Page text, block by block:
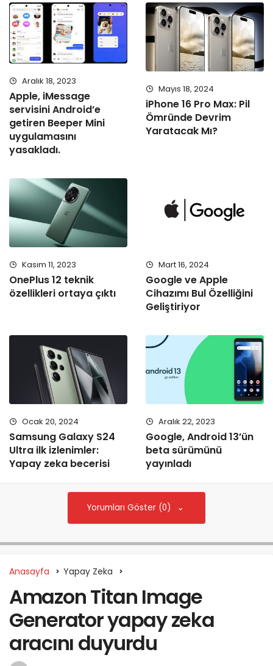
Aralık 18, 2023
Apple, iMessage
servisini Android’e
getiren Beeper Mini
uygulamasını
yasakladı.
Mayıs 18, 2024
iPhone 16 Pro Max: Pil
Ömründe Devrim
Yaratacak Mı?
Kasım 11, 2023
OnePlus 12 teknik
özellikleri ortaya çıktı
Mart 16, 2024
Google ve Apple
Cihazımı Bul Özelliğini
Geliştiriyor
Ocak 20, 2024
Samsung Galaxy S24
Ultra ilk izlenimler:
Yapay zeka becerisi
Aralık 22, 2023
Google, Android 13’ün
beta sürümünü
yayınladı
Yorumları Göster (0)
Anasayfa Yapay Zeka
Amazon Titan Image
Generator yapay zeka
aracını duyurdu